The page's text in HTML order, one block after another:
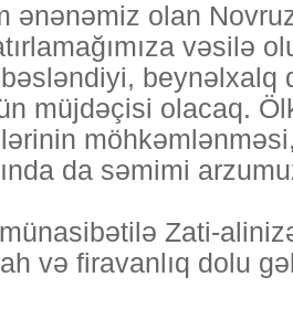
ənənəmiz olan
vəsilə
beynəlxalq
müjdəçisi olacaq.
da səmimi
Zati-
və firavanlıq dolu